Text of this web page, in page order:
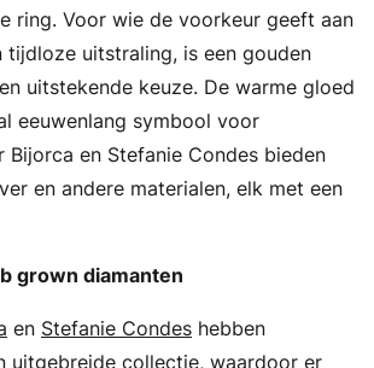
ring. Voor wie de voorkeur geeft aan
tijdloze uitstraling, is een gouden
uitstekende keuze. De warme gloed
eeuwenlang symbool voor
Bijorca en Stefanie Condes bieden
en andere materialen, elk met een
grown diamanten
en Stefanie Condes hebben
uitgebreide collectie, waardoor er